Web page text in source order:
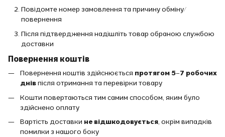
Повідомте номер замовлення та причину обміну/
повернення
Після підтвердження надішліть товар обраною службою
доставки
Повернення коштів
Повернення коштів здійснюється протягом 5–7 робочих
днівпісля отримання та перевірки товару
Кошти повертаються тим самим способом, яким було
здійснено оплату
Вартість доставки не відшкодовується, окрім випадків
помилки з нашого боку